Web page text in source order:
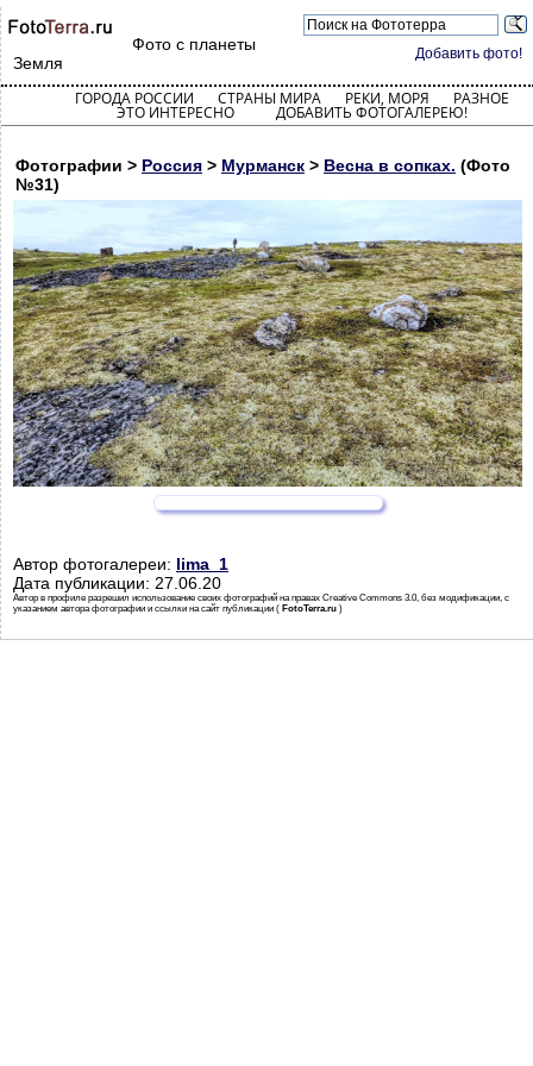
Добавить фото!
Фото с планеты
Земля
ГОРОДА РОССИИ СТРАНЫ МИРА РЕКИ, МОРЯ РАЗНОЕ
ЭТО ИНТЕРЕСНО ДОБАВИТЬ ФОТОГАЛЕРЕЮ!
Фотографии > Россия > Мурманск > Весна в сопках. (Фото
№31)
Автор фотогалереи: lima_1
Дата публикации: 27.06.20
Автор в профиле разрешил использование своих фотографий на правах Creative Commons 3.0, без модификации, с
указанием автора фотографии и ссылки на сайт публикации ( FotoTerra.ru )